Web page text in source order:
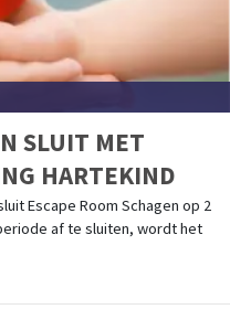
SLUIT MET
HARTEKIND
Escape Room Schagen op 2
af te sluiten, wordt het